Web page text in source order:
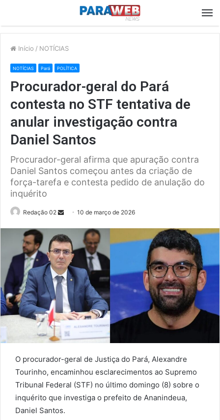
Início / NOTÍCIAS
NOTÍCIAS Pará POLÍTICA
Procurador-geral do Pará
contesta no STF tentativa de
anular investigação contra
Daniel Santos
Procurador-geral afirma que apuração contra
Daniel Santos começou antes da criação de
força-tarefa e contesta pedido de anulação do
inquérito
Redação 02
Send
email
10 de março de 2026
O procurador-geral de Justiça do Pará, Alexandre
Tourinho, encaminhou esclarecimentos ao Supremo
Tribunal Federal (STF) no último domingo (8) sobre o
inquérito que investiga o prefeito de Ananindeua,
Daniel Santos.